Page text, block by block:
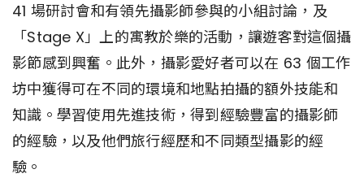
41 場研討會和有領先攝影師參與的小組討論，及
「Stage X」上的寓教於樂的活動，讓遊客對這個攝
影節感到興奮。此外，攝影愛好者可以在 63 個工作
坊中獲得可在不同的環境和地點拍攝的額外技能和
知識。學習使用先進技術，得到經驗豐富的攝影師
的經驗，以及他們旅行經歷和不同類型攝影的經
驗。